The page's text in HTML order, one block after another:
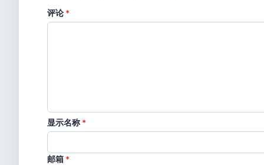
评论 *
显示名称 *
邮箱 *